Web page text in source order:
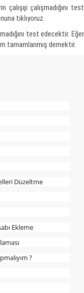
çalışmadığını test
tıklıyoruz.
test edecektir. Eğer
tamamlanmış demektir.
Düzeltme
Ekleme
?